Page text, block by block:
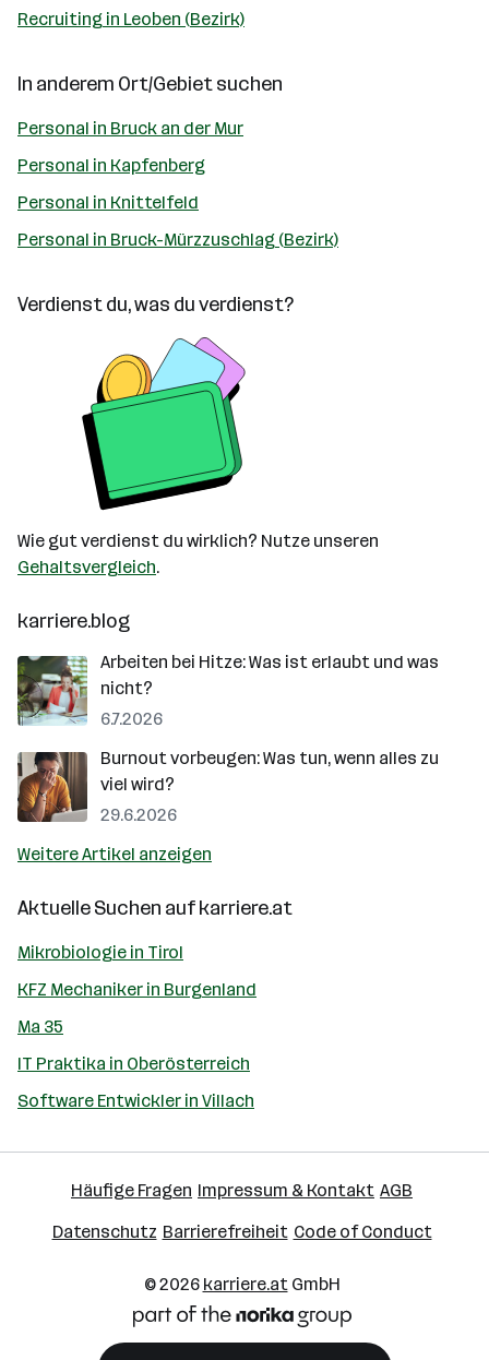
Recruiting in Leoben (Bezirk)
In anderem Ort/Gebiet suchen
Personal in Bruck an der Mur
Personal in Kapfenberg
Personal in Knittelfeld
Personal in Bruck-Mürzzuschlag (Bezirk)
Verdienst du, was du verdienst?
Wie gut verdienst du wirklich? Nutze unseren
Gehaltsvergleich.
karriere.blog
Arbeiten bei Hitze: Was ist erlaubt und was
nicht?
6.7.2026
Burnout vorbeugen: Was tun, wenn alles zu
viel wird?
29.6.2026
Weitere Artikel anzeigen
Aktuelle Suchen aufkarriere.at
Mikrobiologie in Tirol
KFZ Mechaniker in Burgenland
Ma 35
IT Praktika in Oberösterreich
Software Entwickler in Villach
Häufige Fragen Impressum & Kontakt AGB
Datenschutz Barrierefreiheit Code of Conduct
© 2026 karriere.atGmbH